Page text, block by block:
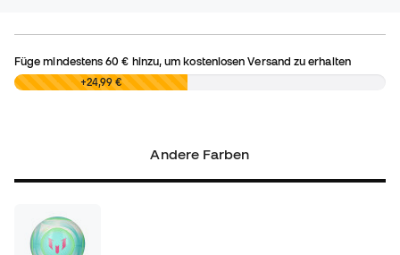
Füge mindestens60 € hinzu, um kostenlosen Versand zu erhalten
0,00 € +24,99 €
Andere Farben